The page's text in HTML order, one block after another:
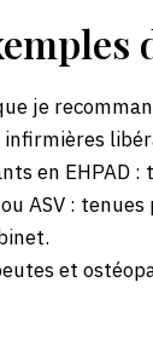
je
en EHPAD
ASV :
et